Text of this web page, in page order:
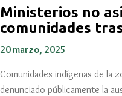
Ministerios no
comunidades
20 marzo, 2025
Comunidades indígenas de la
denunciado públicamente la